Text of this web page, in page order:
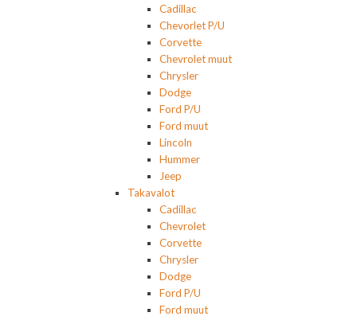
Cadillac
Chevorlet P/U
Corvette
Chevrolet muut
Chrysler
Dodge
Ford P/U
Ford muut
Lincoln
Hummer
Jeep
Takavalot
Cadillac
Chevrolet
Corvette
Chrysler
Dodge
Ford P/U
Ford muut